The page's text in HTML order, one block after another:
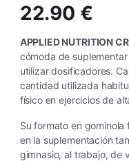
22.90 €
APPLIED NUTRITION
cómoda de
utilizar dosificadores.
cantidad utilizada
físico en ejercicios de
Su formato en
en la suplementación
gimnasio, al trabajo, de